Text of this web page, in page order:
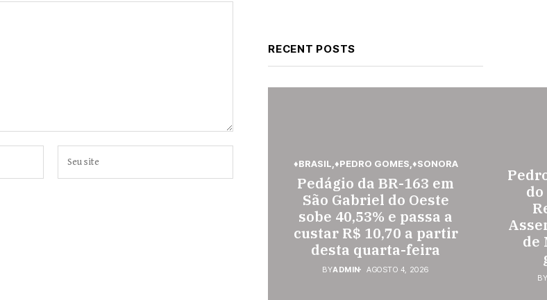
RECENT POSTS
♦BRASIL ♦PEDRO GOMES ♦SONORA
Pedágio da BR-163 em
São Gabriel do Oeste
sobe 40,53% e passa a
custar R$ 10,70 a partir
desta quarta-feira
BYADMIN AGOSTO 4, 2026
de